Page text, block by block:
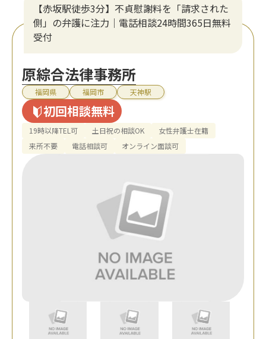
【赤坂駅徒歩3分】不貞慰謝料を「請求された
側」の弁護に注力｜電話相談24時間365日無料
受付
原綜合法律事務所
福岡県 福岡市 天神駅
初回相談無料
19時以降TEL可 土日祝の相談OK
女性弁護士在籍
来所不要
電話相談可 オンライン面談可